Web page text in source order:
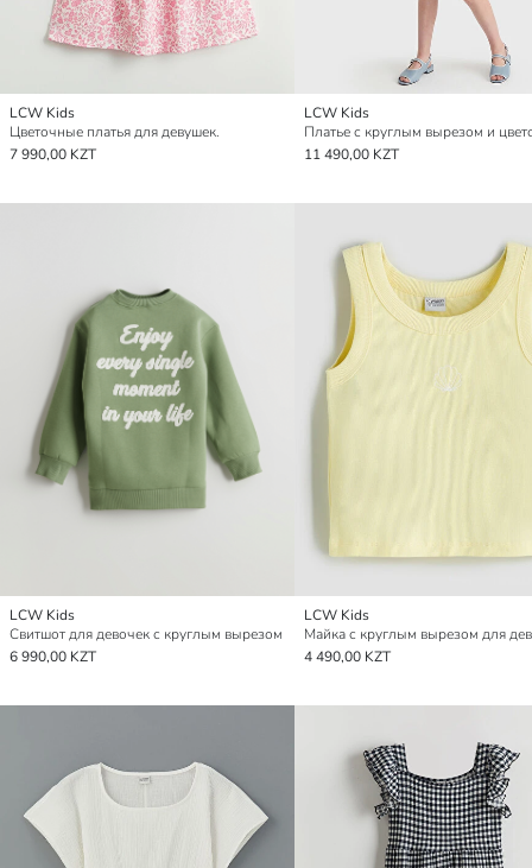
LCW Kids
Цветочные платья для девушек.
7 990,00 KZT
LCW Kids
11 490,00 KZT
LCW Kids
Свитшот для девочек с круглым вырезом
6 990,00 KZT
LCW Kids
4 490,00 KZT